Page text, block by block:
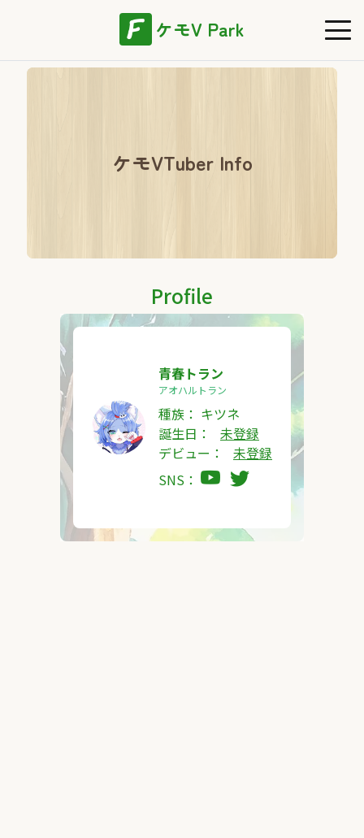
ケモV Park
ケモVTuber Info
Profile
青春トラン
アオハルトラン
種族： キツネ
誕生日：
未登録
デビュー：
未登録
SNS：